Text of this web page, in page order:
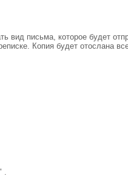
вид письма, которое будет
Копия будет отослана